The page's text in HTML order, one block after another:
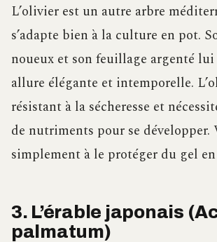
L’olivier est un autre arbre
s’adapte bien à la culture en pot.
noueux et son feuillage argenté
allure élégante et intemporelle.
résistant à la sécheresse et
de nutriments pour se développer.
simplement à le protéger du gel
3. L’érable japonais
palmatum)